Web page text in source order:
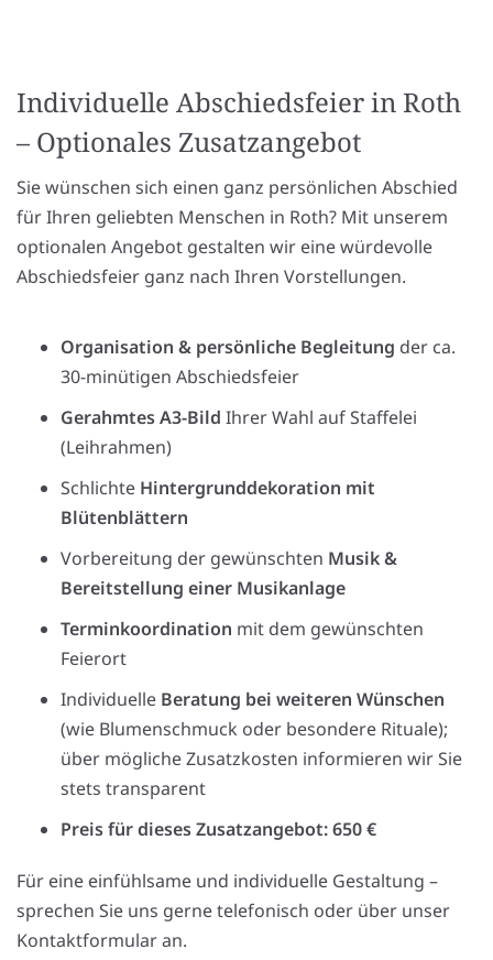
Individuelle Abschiedsfeier in Roth
– Optionales Zusatzangebot
Sie wünschen sich einen ganz persönlichen Abschied
für Ihren geliebten Menschen in Roth? Mit unserem
optionalen Angebot gestalten wir eine würdevolle
Abschiedsfeier ganz nach Ihren Vorstellungen.
Organisation & persönliche Begleitung der ca.
30-minütigen Abschiedsfeier
Gerahmtes A3-Bild Ihrer Wahl auf Staffelei
(Leihrahmen)
Schlichte Hintergrunddekoration mit
Blütenblättern
Vorbereitung der gewünschten Musik &
Bereitstellung einer Musikanlage
Terminkoordination mit dem gewünschten
Feierort
Individuelle Beratung bei weiteren Wünschen
(wie Blumenschmuck oder besondere Rituale);
über mögliche Zusatzkosten informieren wir Sie
stets transparent
Preis für dieses Zusatzangebot: 650 €
Für eine einfühlsame und individuelle Gestaltung –
sprechen Sie uns gerne telefonisch oder über unser
Kontaktformular an.